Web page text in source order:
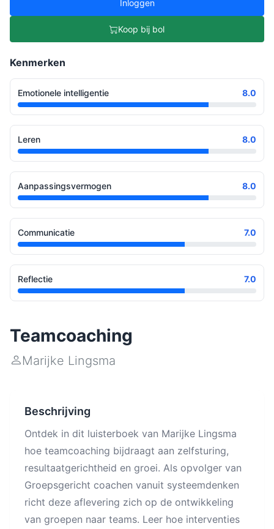
Inloggen
Koop bij bol
Kenmerken
Emotionele intelligentie 8.0
Leren 8.0
Aanpassingsvermogen 8.0
Communicatie 7.0
Reflectie 7.0
Teamcoaching
Marijke Lingsma
Beschrijving
Ontdek in dit luisterboek van Marijke Lingsma
hoe teamcoaching bijdraagt aan zelfsturing,
resultaatgerichtheid en groei. Als opvolger van
Groepsgericht coachen vanuit systeemdenken
richt deze aflevering zich op de ontwikkeling
van groepen naar teams. Leer hoe interventies